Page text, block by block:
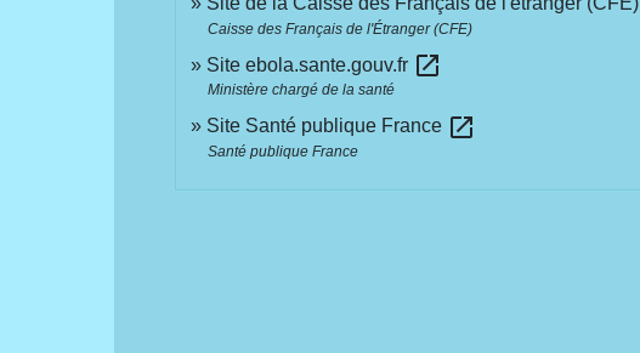
Caisse des Français de l'Étranger (CFE)
Site ebola.sante.gouv.fr open_in_new
Ministère chargé de la santé
Site Santé publique France open_in_new
Santé publique France